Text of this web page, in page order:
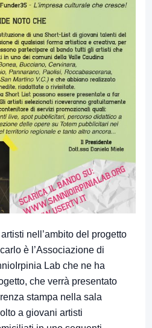
nell’ambito del progetto
è l’Associazione di
Lab che ne ha
che verrà presentato
stampa nella sala
a giovani artisti